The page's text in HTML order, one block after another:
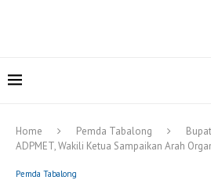
Home Pemda Tabalong
ADPMET, Wakili Ketua Sampaikan Arah
Pemda Tabalong